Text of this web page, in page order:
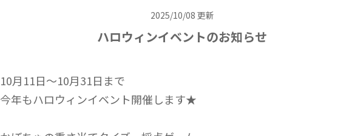
2025/10/08 更新
ハロウィンイベントのお知らせ
10月11日～10月31日まで
今年もハロウィンイベント開催します★